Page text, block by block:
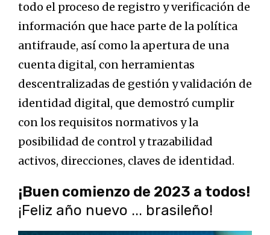
todo el proceso de registro y verificación de
información que hace parte de la política
antifraude, así como la apertura de una
cuenta digital, con herramientas
descentralizadas de gestión y validación de
identidad digital, que demostró cumplir
con los requisitos normativos y la
posibilidad de control y trazabilidad
activos, direcciones, claves de identidad.
¡Buen comienzo de 2023 a todos!
¡Feliz año nuevo ... brasileño!